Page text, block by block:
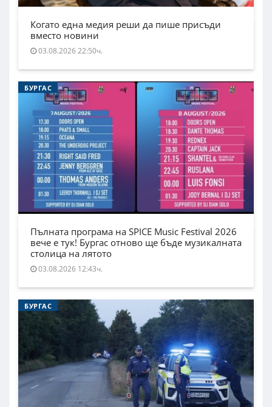
Когато една медия реши да пише присъди
вместо новини
03.08.2026 22:50ч.
БУРГАС
Пълната програма на SPICE Music Festival 2026
вече е тук! Бургас отново ще бъде музикалната
столица на лятото
03.08.2026 12:43ч.
БУРГАС